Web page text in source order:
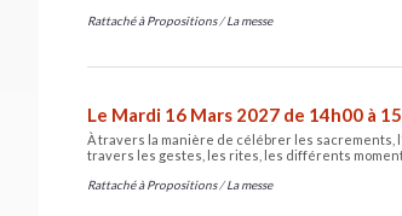
Rattaché à Propositions /La messe
Le Mardi 16 Mars 2027 de 14h00 à
À travers la manière de célébrer les sacrements,
travers les gestes, les rites, les différents
Rattaché à Propositions /La messe